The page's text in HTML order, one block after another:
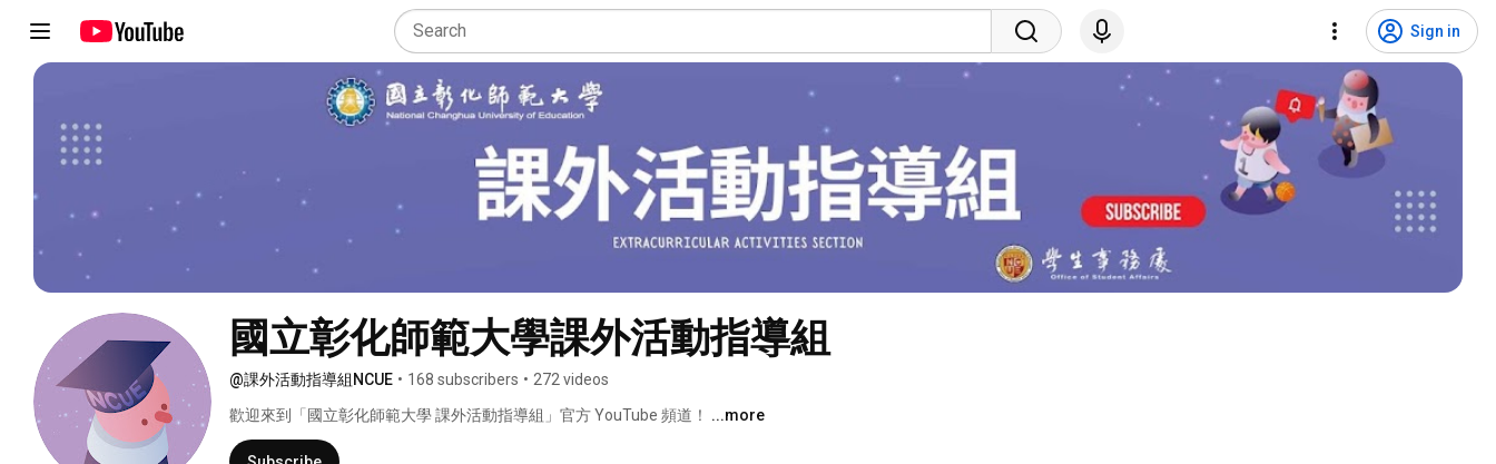
Sign in
國立彰化師範大學課外活動指導組
@課外活動指導組NCUE • 168 subscribers • 272 videos
歡迎來到「國立彰化師範大學 課外活動指導組」官方 YouTube 頻道！ ...more